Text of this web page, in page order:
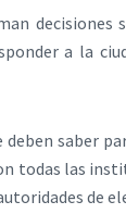
a la
saber
todas las
de